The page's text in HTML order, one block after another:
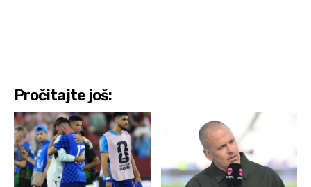
Pročitajte još: